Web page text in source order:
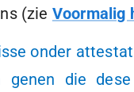
(zie Voormalig
onder
genen die